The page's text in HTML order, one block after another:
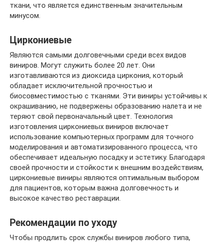
ткани, что является единственным значительным
минусом.
Циркониевые
Являются самыми долговечными среди всех видов
виниров. Могут служить более 20 лет. Они
изготавливаются из диоксида циркония, который
обладает исключительной прочностью и
биосовместимостью с тканями. Эти виниры устойчивы к
окрашиванию, не подвержены образованию налета и не
теряют свой первоначальный цвет. Технология
изготовления циркониевых виниров включает
использование компьютерных программ для точного
моделирования и автоматизированного процесса, что
обеспечивает идеальную посадку и эстетику. Благодаря
своей прочности и стойкости к внешним воздействиям,
циркониевые виниры являются оптимальным выбором
для пациентов, которым важна долговечность и
высокое качество реставрации.
Рекомендации по уходу
Чтобы продлить срок службы виниров любого типа,